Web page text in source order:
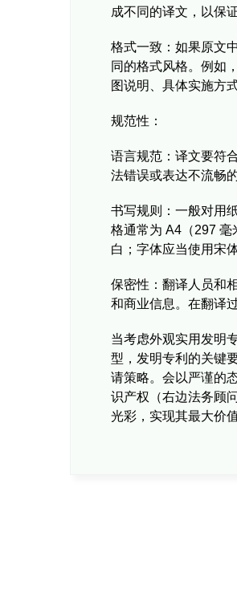
成不同的译文，以保
格式一致：如果原文
同的格式风格。例如
图说明、具体实施方
规范性：
语言规范：译文要符
法错误或表达不流畅
书写规则：一般对用
格通常为 A4（297 毫
白；字体应当使用宋
保密性：翻译人员和
和商业信息。在翻译
当考虑外观实用发明
型，发明专利的关键
请策略。会以严谨的
识产权（右边法务顾
光彩，实现其最大价值